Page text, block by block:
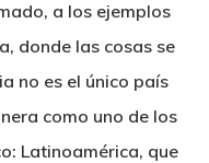
a los ejemplos
donde las cosas se
no es el único país
como uno de los
Latinoamérica, que